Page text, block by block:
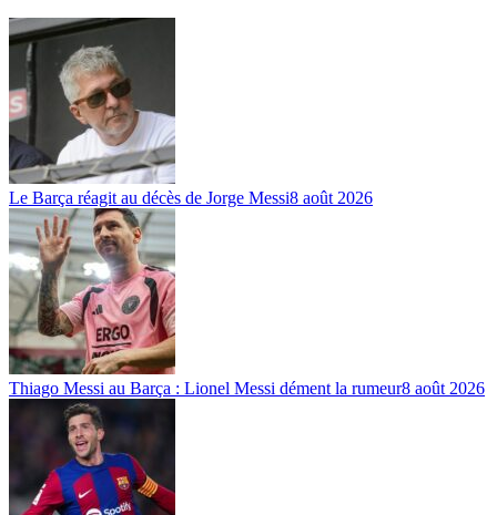
Le Barça réagit au décès de Jorge Messi8 août 2026
Thiago Messi au Barça : Lionel Messi dément la rumeur8 août 2026